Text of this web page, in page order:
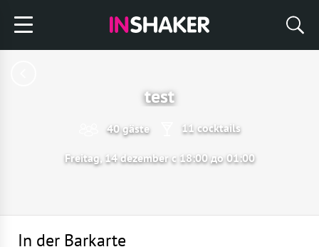
test
40 gäste 11 cocktails
Freitag, 14 dezember с 18:00 до 01:00
In der Barkarte